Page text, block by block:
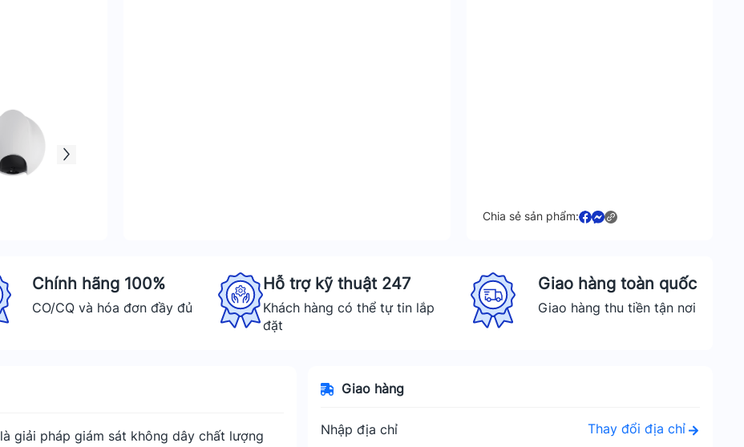
Chia sẻ sản phẩm:
Chính hãng 100%
CO/CQ và hóa đơn đầy đủ
Hỗ trợ kỹ thuật 247
Khách hàng có thể tự tin lắp
đặt
Giao hàng toàn quốc
Giao hàng thu tiền tận nơi
là giải pháp giám sát không dây chất lượng
Giao hàng
Nhập địa chỉ Thay đổi địa chỉ